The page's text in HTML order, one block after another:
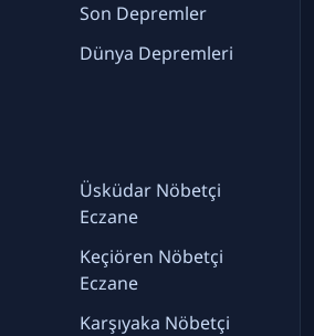
Son Depremler
Dünya Depremleri
Üsküdar Nöbetçi
Eczane
Keçiören Nöbetçi
Eczane
Karşıyaka Nöbetçi